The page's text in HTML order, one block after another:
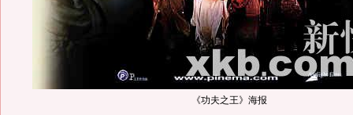
《功夫之王》海报